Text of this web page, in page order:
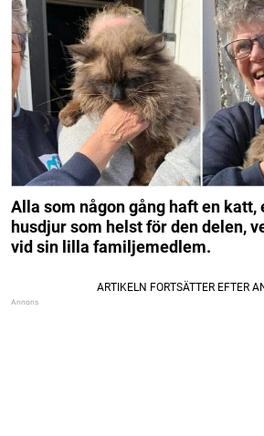
Alla som någon gång haft en
husdjur som helst för den delen,
vid sin lilla familjemedlem.